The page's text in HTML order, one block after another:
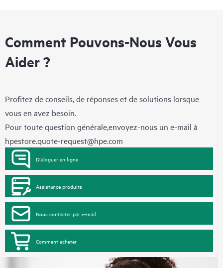
Comment Pouvons-Nous Vous
Aider ?
Profitez de conseils, de réponses et de solutions lorsque
vous en avez besoin.
Pour toute question générale,envoyez-nous un e-mail à
hpestore.quote-request@hpe.com
Dialoguer en ligne
Assistance produits
Nous contacter par e-mail
Comment acheter